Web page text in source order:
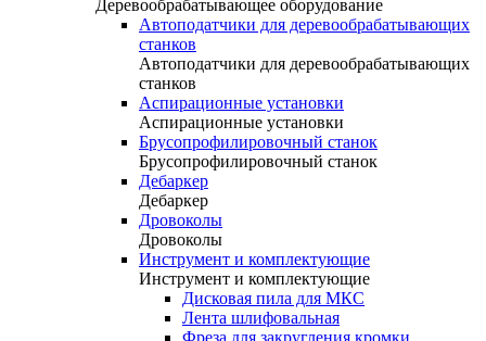
Деревообрабатывающее оборудование
Автоподатчики для деревообрабатывающих
станков
Автоподатчики для деревообрабатывающих
станков
Аспирационные установки
Аспирационные установки
Брусопрофилировочный станок
Брусопрофилировочный станок
Дебаркер
Дебаркер
Дровоколы
Дровоколы
Инструмент и комплектующие
Инструмент и комплектующие
Дисковая пила для МКС
Лента шлифовальная
Фреза для закругления кромки